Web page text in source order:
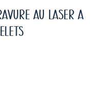
AU LASER À